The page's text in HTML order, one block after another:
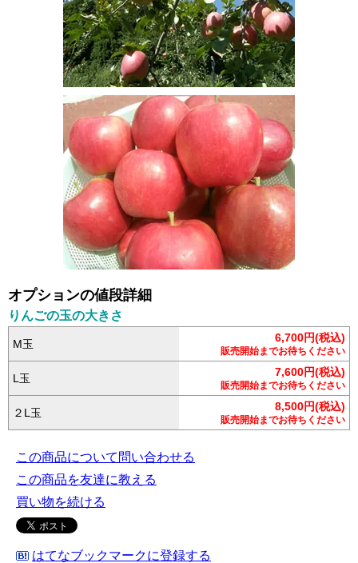
オプションの値段詳細
りんごの玉の大きさ
M玉 6,700円(税込)
販売開始までお待ちください
L玉 7,600円(税込)
販売開始までお待ちください
２L玉 8,500円(税込)
販売開始までお待ちください
この商品について問い合わせる
この商品を友達に教える
買い物を続ける
はてなブックマークに登録する